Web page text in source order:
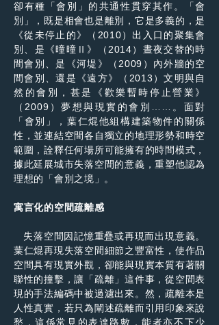
卻有種「會別」的共通性貫穿其作。「會
別」，既是相會也是離別，它是多義的，是
《從未停止的》（2010）出入口的聚集會
別、是《曈曈Ⅱ》（2014）晝夜交替的時
間會別、是《河堤》（2009）內外牆的空
間會別、還是《遠方》（2013）文明與自
然的會別，甚是《歡樂暫時停止營業》
（2009）夢想與現實的會別……。面對
「會別」，葉仁焜他組構建築物件的關係
性，並連結空間各自獨立的地理形勢和時空
範圍，詮釋任何場所可能擁有的時間模式，
據此延展城市失落空間的意義，重塑他認為
理想的「會別之境」。
寓言化的空間疏離感
失落空間因記憶重疊或再現而出現意義。
葉仁焜再現失落空間細節之豐富性，使作品
空間具有現實外觀，卻能與現實本質有著關
聯性的撞擊，讓「疏離」這件事，從空間表
現的手法編碼中被過濾出來。然，疏離本是
人性真實，若只為闡述疏離而引用印象來說
愁，這係常見的表達路數，能者亦不下少